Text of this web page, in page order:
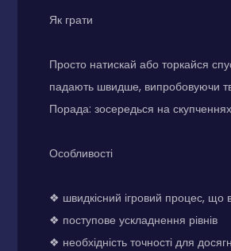
Як грати
Просто натискай або торкайся
падають швидше, випробовуючи
Порада: зосередься на
Особливості
❖ швидкісний ігровий процес, що
❖ поступове ускладнення рівнів
❖ необхідність точності для